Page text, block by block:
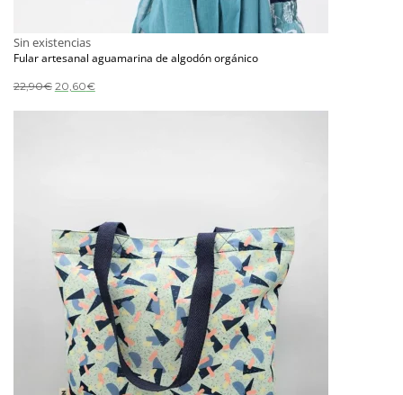
Sin existencias
Fular artesanal aguamarina de algodón orgánico
22,90€ El
original
20,60€El
actual